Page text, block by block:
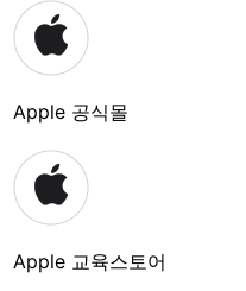
Apple 공식몰
Apple 교육스토어